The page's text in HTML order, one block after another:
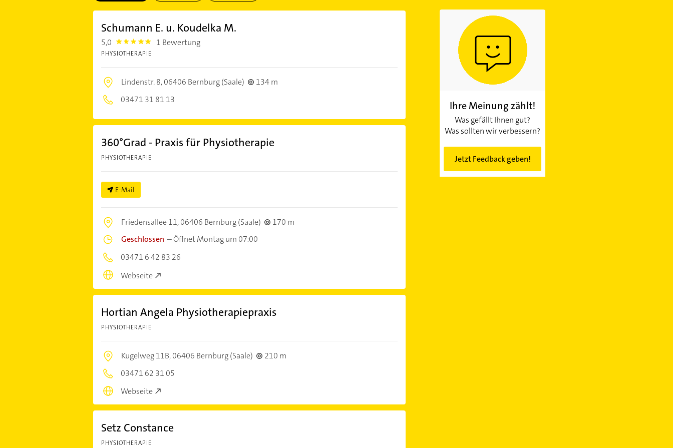
Schumann E. u. Koudelka M.
5,0 5.0 1 Bewertung
PHYSIOTHERAPIE
Lindenstr. 8,06406 Bernburg (Saale)
134 m
03471 31 81 13
360°Grad - Praxis für Physiotherapie
PHYSIOTHERAPIE
E-Mail
Friedensallee 11,06406 Bernburg (Saale)
170 m
Geschlossen –Öffnet Montag um 07:00
03471 6 42 83 26
Webseite
Hortian Angela Physiotherapiepraxis
PHYSIOTHERAPIE
Kugelweg 11B,06406 Bernburg (Saale)
210 m
03471 62 31 05
Webseite
Setz Constance
PHYSIOTHERAPIE
Ihre Meinung zählt!
Was gefällt Ihnen gut?
Was sollten wir verbessern?
Jetzt Feedback geben!